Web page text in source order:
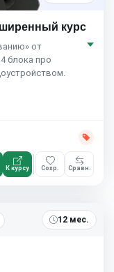
курс
от
блока про
К курсу Сохр. Сравн.
5.0(1)
12 мес.